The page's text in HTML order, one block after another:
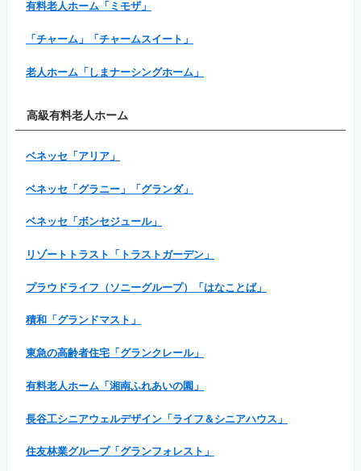
有料老人ホーム「ミモザ」
「チャーム」「チャームスイート」
老人ホーム「しまナーシングホーム」
高級有料老人ホーム
ベネッセ「アリア」
ベネッセ「グラニー」「グランダ」
ベネッセ「ボンセジュール」
リゾートトラスト「トラストガーデン」
プラウドライフ（ソニーグループ）「はなことば」
積和「グランドマスト」
東急の高齢者住宅「グランクレール」
有料老人ホーム「湘南ふれあいの園」
長谷工シニアウェルデザイン「ライフ＆シニアハウス」
住友林業グループ「グランフォレスト」